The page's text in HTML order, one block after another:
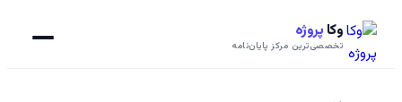
وکا پروژه
تخصصی‌ترین مرکز پایان‌نامه